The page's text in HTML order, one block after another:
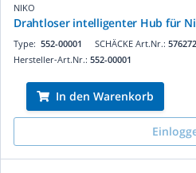
NIKO
Drahtloser intelligenter Hub für
SCHÄCKE Art.Nr.:
Type: 552-00001
Hersteller-Art.Nr.: 552-00001
In den Warenkorb